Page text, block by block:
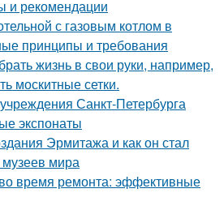
и рекомендации
с газовым котлом в
принципы и требования
жизнь в свои руки, например,
москитные сетки.
Санкт-Петербурга
экспонаты
Эрмитажа и как он стал
мира
время ремонта: эффективные